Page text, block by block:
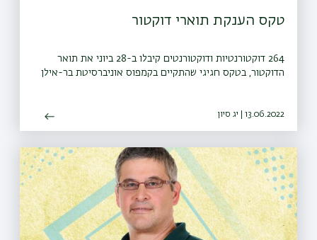
טקס הענקת תוארי דוקטור
264 דוקטורנטיות ודוקטורנטים קיבלו ב-28 ביוני את תואר
הדוקטור, בטקס חגיגי שהתקיים בקמפוס אוניברסיטת בר-אילן
13.06.2022 | יג סיון